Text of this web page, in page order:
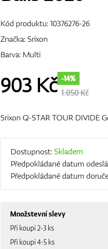
Kód produktu:10376276-26
Značka:Srixon
Barva: Multi
903Kč -14%
1.050 Kč
Srixon Q-STAR TOUR DIVIDE
Dostupnost:Skladem
Předpokládané datum
Předpokládané datum
Množstevní slevy
Při koupi 2-3 ks
Při koupi 4-5 ks